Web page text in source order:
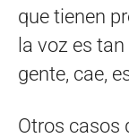
que tienen
la voz es
gente, cae,
Otros casos